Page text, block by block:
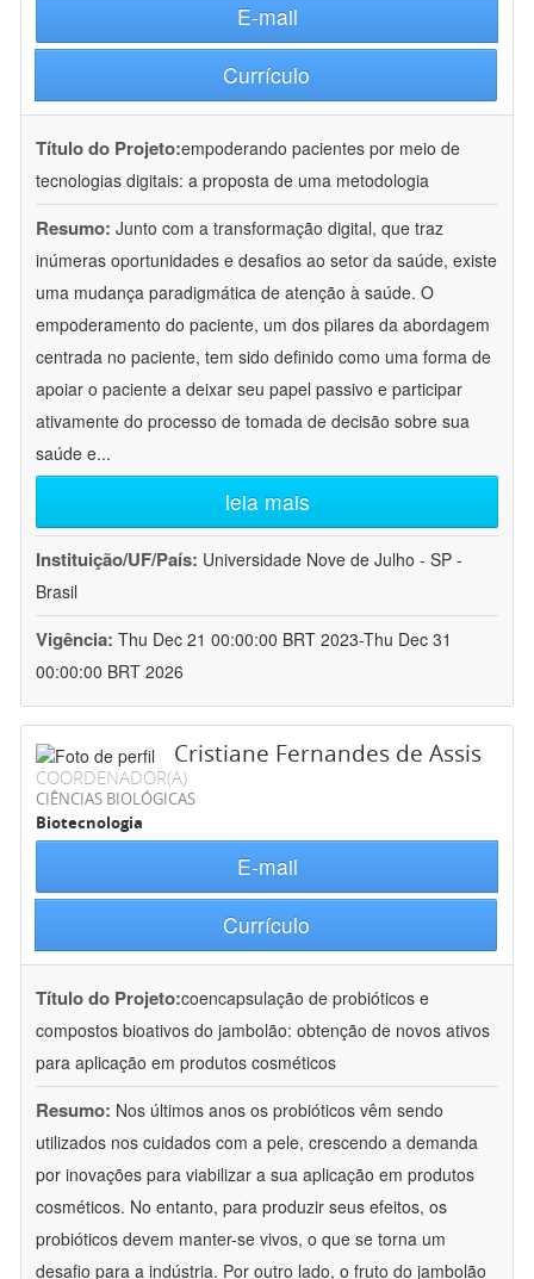
E-mail
Currículo
Título do Projeto:empoderando pacientes por meio de
tecnologias digitais: a proposta de uma metodologia
Resumo: Junto com a transformação digital, que traz
inúmeras oportunidades e desafios ao setor da saúde, existe
uma mudança paradigmática de atenção à saúde. O
empoderamento do paciente, um dos pilares da abordagem
centrada no paciente, tem sido definido como uma forma de
apoiar o paciente a deixar seu papel passivo e participar
ativamente do processo de tomada de decisão sobre sua
saúde e...
leia mais
Instituição/UF/País: Universidade Nove de Julho - SP -
Brasil
Vigência: Thu Dec 21 00:00:00 BRT 2023-Thu Dec 31
00:00:00 BRT 2026
Cristiane Fernandes de Assis
COORDENADOR(A)
CIÊNCIAS BIOLÓGICAS
Biotecnologia
E-mail
Currículo
Título do Projeto:coencapsulação de probióticos e
compostos bioativos do jambolão: obtenção de novos ativos
para aplicação em produtos cosméticos
Resumo: Nos últimos anos os probióticos vêm sendo
utilizados nos cuidados com a pele, crescendo a demanda
por inovações para viabilizar a sua aplicação em produtos
cosméticos. No entanto, para produzir seus efeitos, os
probióticos devem manter-se vivos, o que se torna um
desafio para a indústria. Por outro lado, o fruto do jambolão